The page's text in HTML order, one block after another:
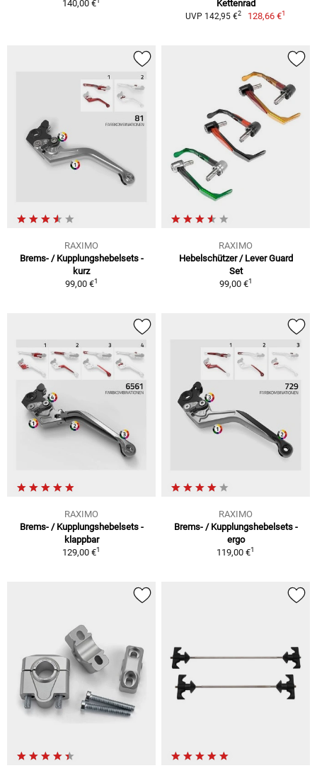
140,00 € Kettenrad
UVP 142,95 €2 128,66 €1
RAXIMO
Brems- / Kupplungshebelsets -
kurz
99,00 €1
RAXIMO
Hebelschützer / Lever Guard
Set
99,00 €1
RAXIMO
Brems- / Kupplungshebelsets -
klappbar
129,00 €1
RAXIMO
Brems- / Kupplungshebelsets -
ergo
119,00 €1